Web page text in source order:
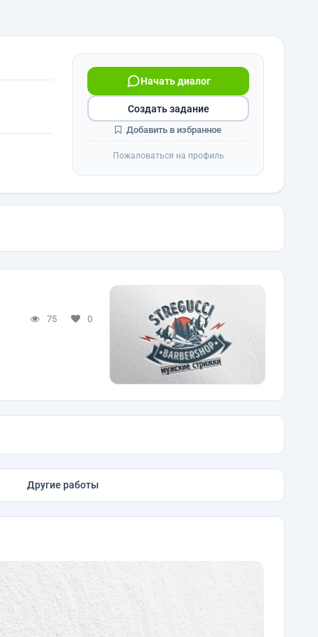
Начать диалог
Создать задание
Добавить в избранное
Пожаловаться на профиль
75 0
Другие работы